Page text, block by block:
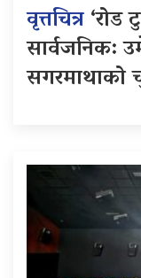
वृत्तचित्र‘रोड
सार्वजनिक:
सगरमाथाको